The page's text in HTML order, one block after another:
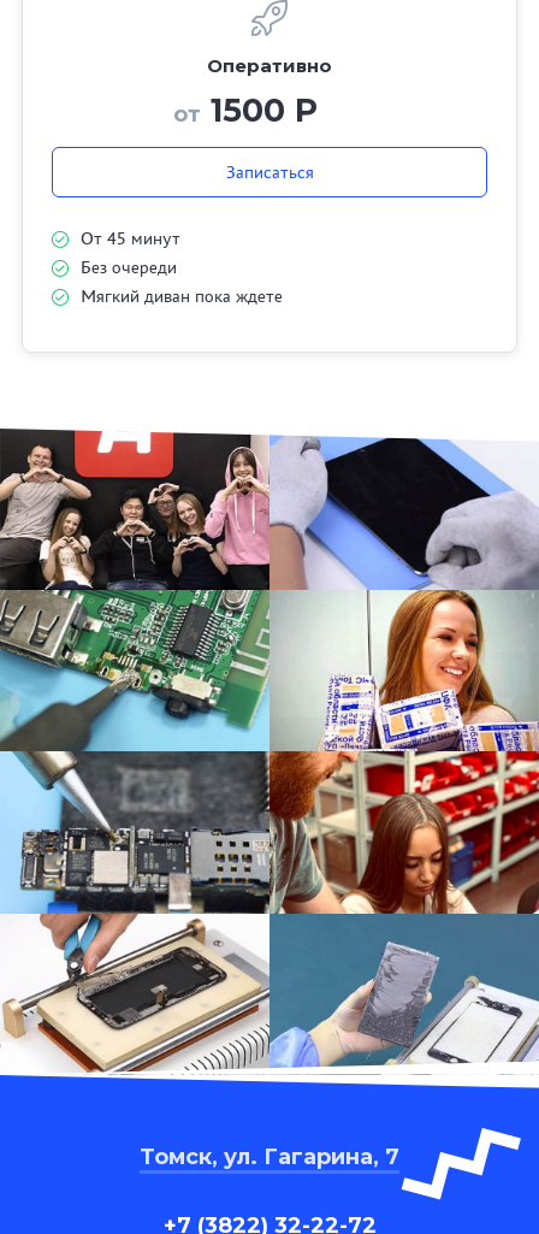
Оперативно
от 1500 Р
Записаться
От 45 минут
Без очереди
Мягкий диван пока ждете
Томск, ул. Гагарина, 7
+7 (3822) 32-22-72